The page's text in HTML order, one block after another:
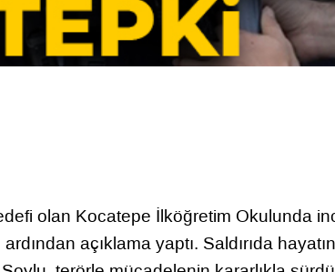
olan Kocatepe İlköğretim Okulunda
açıklama yaptı. Saldırıda